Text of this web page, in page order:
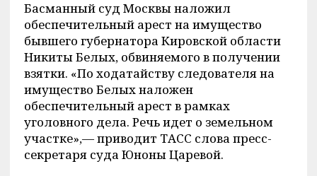
Басманный суд Москвы наложил
обеспечительный арест на имущество
бывшего губернатора Кировской области
Никиты Белых, обвиняемого в получении
взятки. «По ходатайству следователя на
имущество Белых наложен
обеспечительный арест в рамках
уголовного дела. Речь идет о земельном
участке»,— приводит ТАСС слова пресс-
секретаря суда Юноны Царевой.